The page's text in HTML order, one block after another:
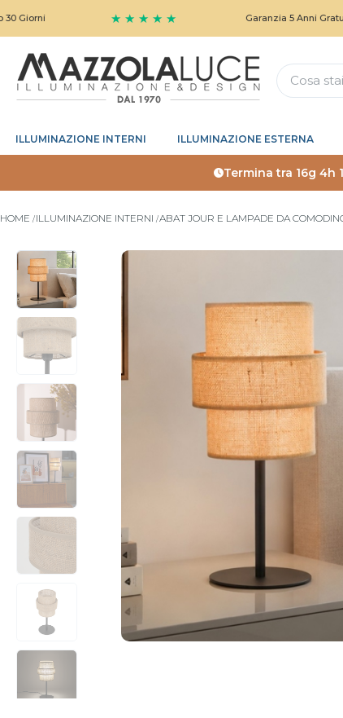
★ ★ ★ ★ ★ Garanzia 5 Anni Gratuita
ILLUMINAZIONE INTERNI ILLUMINAZIONE ESTERNA
Termina tra 16g 4h
HOME ILLUMINAZIONE INTERNI ABAT JOUR E LAMPADE DA